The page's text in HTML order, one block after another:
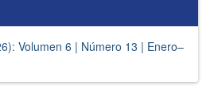
Volumen 6 | Número 13 | Enero–